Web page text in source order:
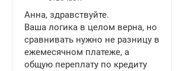
Анна, здравствуйте.
Ваша логика в целом верна, но
сравнивать нужно не разницу в
ежемесячном платеже, а
общую переплату по кредиту